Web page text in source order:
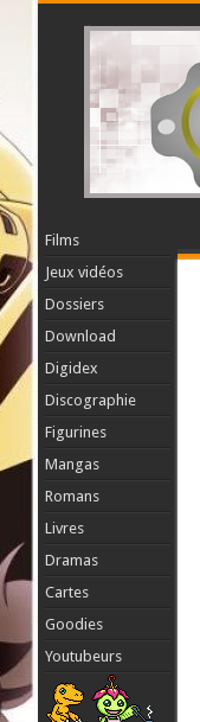
Films
Jeux vidéos
Dossiers
Download
Digidex
Discographie
Figurines
Mangas
Romans
Livres
Dramas
Cartes
Goodies
Youtubeurs